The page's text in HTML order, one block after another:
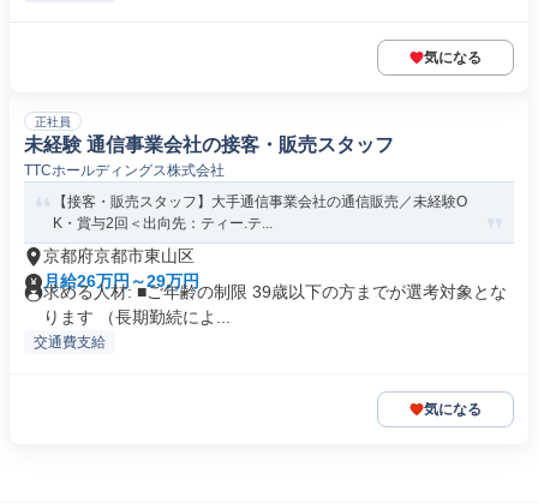
気になる
正社員
未経験 通信事業会社の接客・販売スタッフ
TTCホールディングス株式会社
【接客・販売スタッフ】大手通信事業会社の通信販売／未経験O
K・賞与2回＜出向先：ティー.テ...
京都府京都市東山区
月給26万円～29万円
求める人材: ■ご年齢の制限 39歳以下の方までが選考対象とな
ります （長期勤続によ...
交通費支給
気になる